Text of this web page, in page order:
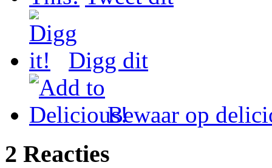
Digg dit
Bewaar op
2 Reacties